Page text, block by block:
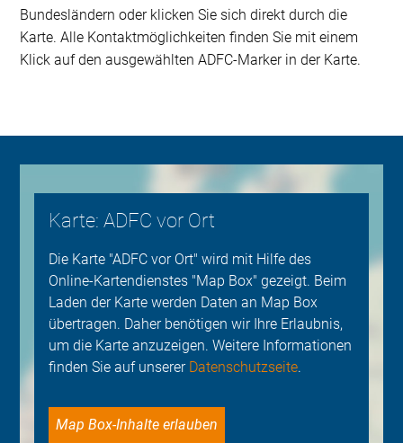
Bundesländern oder klicken Sie sich direkt durch die
Karte. Alle Kontaktmöglichkeiten finden Sie mit einem
Klick auf den ausgewählten ADFC-Marker in der Karte.
Karte: ADFC vor Ort
Die Karte "ADFC vor Ort" wird mit Hilfe des
Online-Kartendienstes "Map Box" gezeigt. Beim
Laden der Karte werden Daten an Map Box
übertragen. Daher benötigen wir Ihre Erlaubnis,
um die Karte anzuzeigen. Weitere Informationen
finden Sie auf unserer Datenschutzseite.
Map Box-Inhalte erlauben